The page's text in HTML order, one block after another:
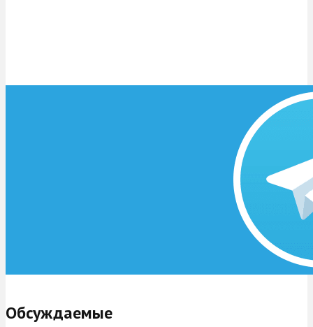
Обсуждаемые